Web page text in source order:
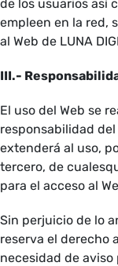
de los usuarios así
empleen en la red,
al Web de LUNA
III.-
El uso del Web se
responsabilidad
extenderá al uso,
tercero, de
para el acceso al
Sin perjuicio de lo
reserva el derecho
necesidad de aviso